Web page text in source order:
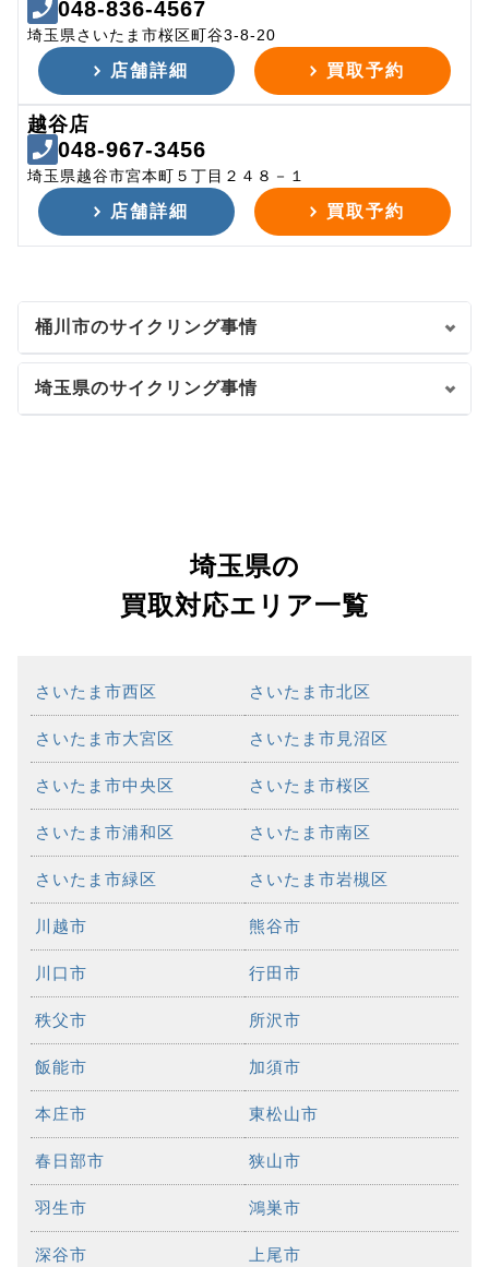
048-836-4567
埼玉県さいたま市桜区町谷3-8-20
店舗詳細 買取予約
越谷店
048-967-3456
埼玉県越谷市宮本町５丁目２４８－１
店舗詳細 買取予約
桶川市のサイクリング事情
埼玉県のサイクリング事情
埼玉県の
買取対応エリア一覧
さいたま市西区 さいたま市北区
さいたま市大宮区 さいたま市見沼区
さいたま市中央区 さいたま市桜区
さいたま市浦和区 さいたま市南区
さいたま市緑区 さいたま市岩槻区
川越市 熊谷市
川口市 行田市
秩父市 所沢市
飯能市 加須市
本庄市 東松山市
春日部市 狭山市
羽生市 鴻巣市
深谷市 上尾市